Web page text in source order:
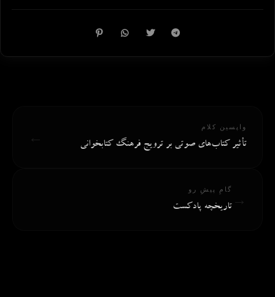
واپسین کلام
تأثیر کتاب‌های صوتی بر ترویج فرهنگ کتابخوانی ←
→
گامِ پیشِ رو
تاریخچه پادکست